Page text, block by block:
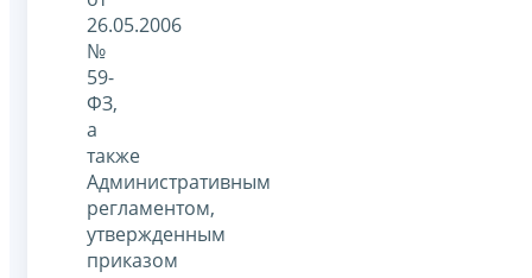
26.05.2006
№
59-
ФЗ,
а
также
Административным
регламентом,
утвержденным
приказом